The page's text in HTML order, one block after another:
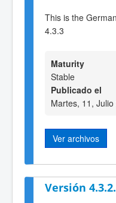
This is the
4.3.3
Maturity
Stable
Publicado el
Martes, 11,
Ver archivos
Versión